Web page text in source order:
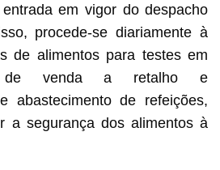
em vigor do despacho
procede-se diariamente à
de alimentos para testes em
de venda a retalho e
abastecimento de refeições,
a segurança dos alimentos à